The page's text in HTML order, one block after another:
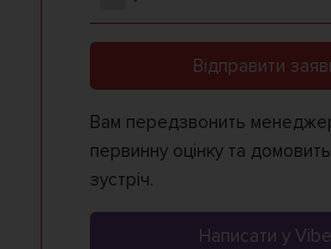
Відправити
Вам передзвонить
первинну оцінку та
зустріч.
Написати у